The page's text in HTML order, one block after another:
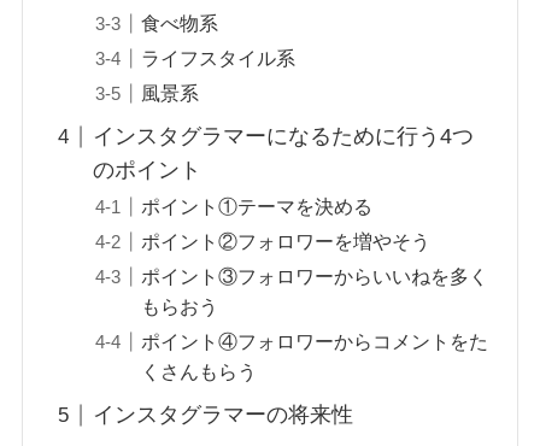
食べ物系
ライフスタイル系
風景系
インスタグラマーになるために行う4つ
のポイント
ポイント①テーマを決める
ポイント②フォロワーを増やそう
ポイント③フォロワーからいいねを多く
もらおう
ポイント④フォロワーからコメントをた
くさんもらう
インスタグラマーの将来性